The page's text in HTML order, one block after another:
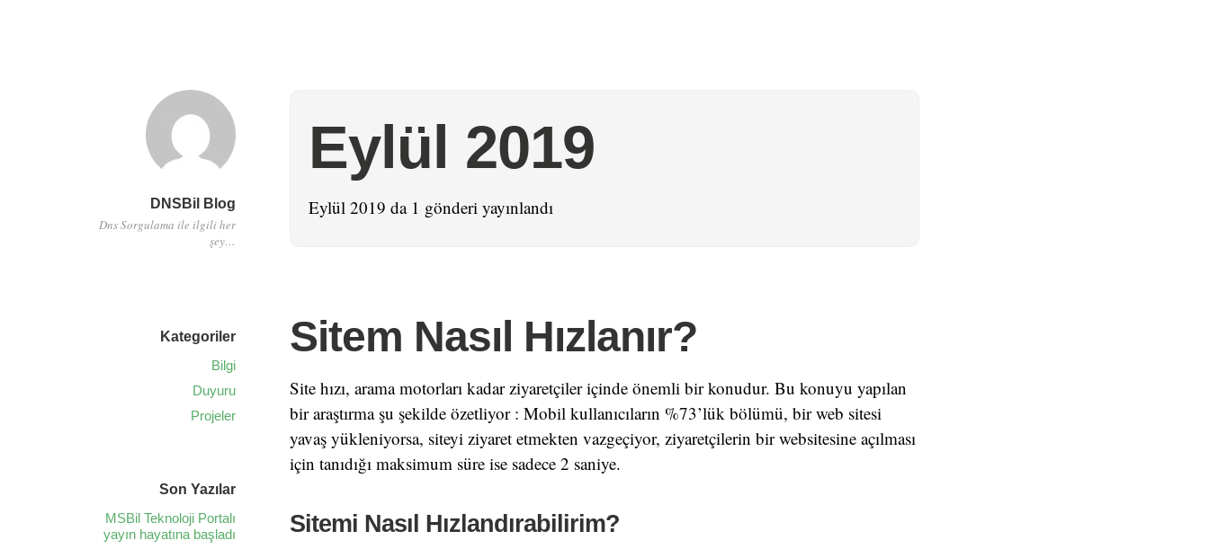
DNSBil Blog
Dns Sorgulama ile ilgili her
şey…
Eylül 2019
Eylül 2019 da 1 gönderi yayınlandı
Sitem Nasıl Hızlanır?
Site hızı, arama motorları kadar ziyaretçiler içinde önemli bir konudur. Bu konuyu yapılan
bir araştırma şu şekilde özetliyor : Mobil kullanıcıların %73’lük bölümü, bir web sitesi
yavaş yükleniyorsa, siteyi ziyaret etmekten vazgeçiyor, ziyaretçilerin bir websitesine açılması
için tanıdığı maksimum süre ise sadece 2 saniye.
Sitemi Nasıl Hızlandırabilirim?
Kategoriler
Bilgi
Duyuru
Projeler
Son Yazılar
MSBil Teknoloji Portalı
yayın hayatına başladı